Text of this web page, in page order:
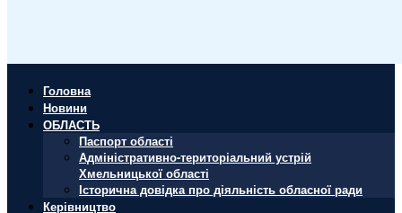
Головна
Новини
ОБЛАСТЬ
Паспорт області
Адміністративно-територіальний устрій
Хмельницької області
Історична довідка про діяльність обласної ради
Керівництво